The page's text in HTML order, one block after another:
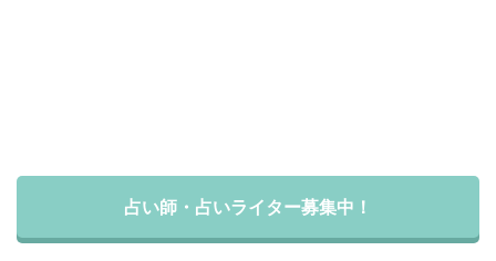
占い師・占いライター募集中！